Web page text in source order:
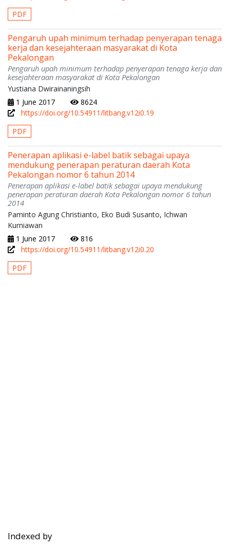
PDF
Pengaruh upah minimum terhadap penyerapan tenaga
kerja dan kesejahteraan masyarakat di Kota
Pekalongan
Pengaruh upah minimum terhadap penyerapan tenaga kerja dan
kesejahteraan masyarakat di Kota Pekalongan
Yustiana Dwirainaningsih
1 June 2017
8624
https://doi.org/10.54911/litbang.v12i0.19
PDF
Penerapan aplikasi e-label batik sebagai upaya
mendukung penerapan peraturan daerah Kota
Pekalongan nomor 6 tahun 2014
Penerapan aplikasi e-label batik sebagai upaya mendukung
penerapan peraturan daerah Kota Pekalongan nomor 6 tahun
2014
Paminto Agung Christianto, Eko Budi Susanto, Ichwan
Kurniawan
1 June 2017
816
https://doi.org/10.54911/litbang.v12i0.20
PDF
Indexed by